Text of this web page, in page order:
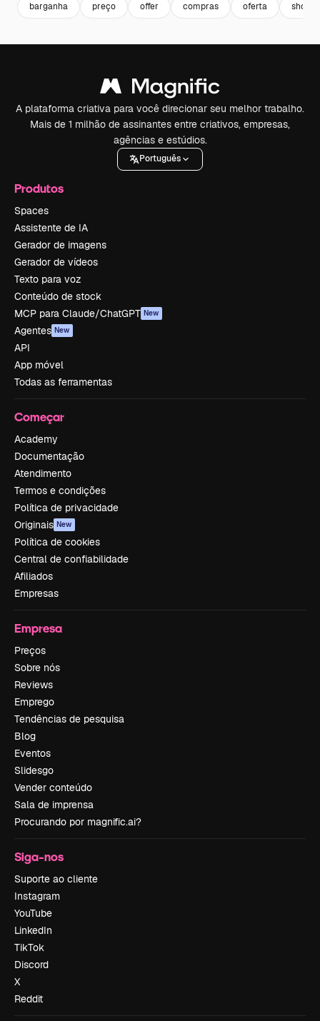
barganha preço offer compras oferta
A plataforma criativa para você direcionar seu melhor trabalho.
Mais de 1 milhão de assinantes entre criativos, empresas,
agências e estúdios.
Português
Produtos
Spaces
Assistente de IA
Gerador de imagens
Gerador de vídeos
Texto para voz
Conteúdo de stock
MCP para Claude/ChatGPT New
Agentes New
API
App móvel
Todas as ferramentas
Começar
Academy
Documentação
Atendimento
Termos e condições
Política de privacidade
Originais New
Política de cookies
Central de confiabilidade
Afiliados
Empresas
Empresa
Preços
Sobre nós
Reviews
Emprego
Tendências de pesquisa
Blog
Eventos
Slidesgo
Vender conteúdo
Sala de imprensa
Procurando por magnific.ai?
Siga-nos
Suporte ao cliente
Instagram
YouTube
LinkedIn
TikTok
Discord
X
Reddit